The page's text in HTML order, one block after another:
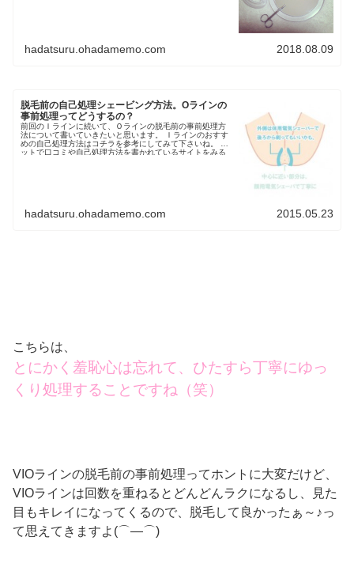
hadatsuru.ohadamemo.com 2018.08.09
脱毛前の自己処理シェービング方法。Oラインの
事前処理ってどうするの？
前回のＩラインに続いて、Ｏラインの脱毛前の事前処理方
法について書いていきたいと思います。 Ｉラインのおすす
めの自己処理方法はコチラを参考にしてみて下さいね。 ネ
ットで口コミや自己処理方法を書かれているサイトをみる
hadatsuru.ohadamemo.com 2015.05.23
こちらは、
とにかく羞恥心は忘れて、ひたすら丁寧にゆっ
くり処理することですね（笑）
VIOラインの脱毛前の事前処理ってホントに大変だけど、
VIOラインは回数を重ねるとどんどんラクになるし、見た
目もキレイになってくるので、脱毛して良かったぁ～♪っ
て思えてきますよ(⌒―⌒)